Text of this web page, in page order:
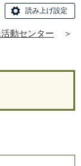
読み上げ設定
動センター
＞